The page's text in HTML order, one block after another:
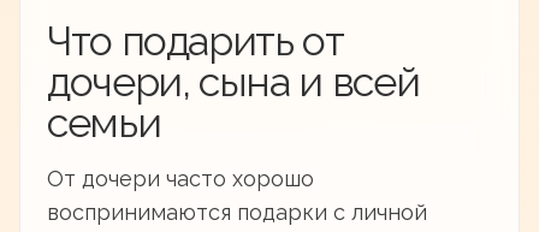
Что подарить от
дочери, сына и всей
семьи
От дочери часто хорошо
воспринимаются подарки с личной